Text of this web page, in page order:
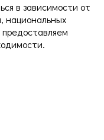
в зависимости от
национальных